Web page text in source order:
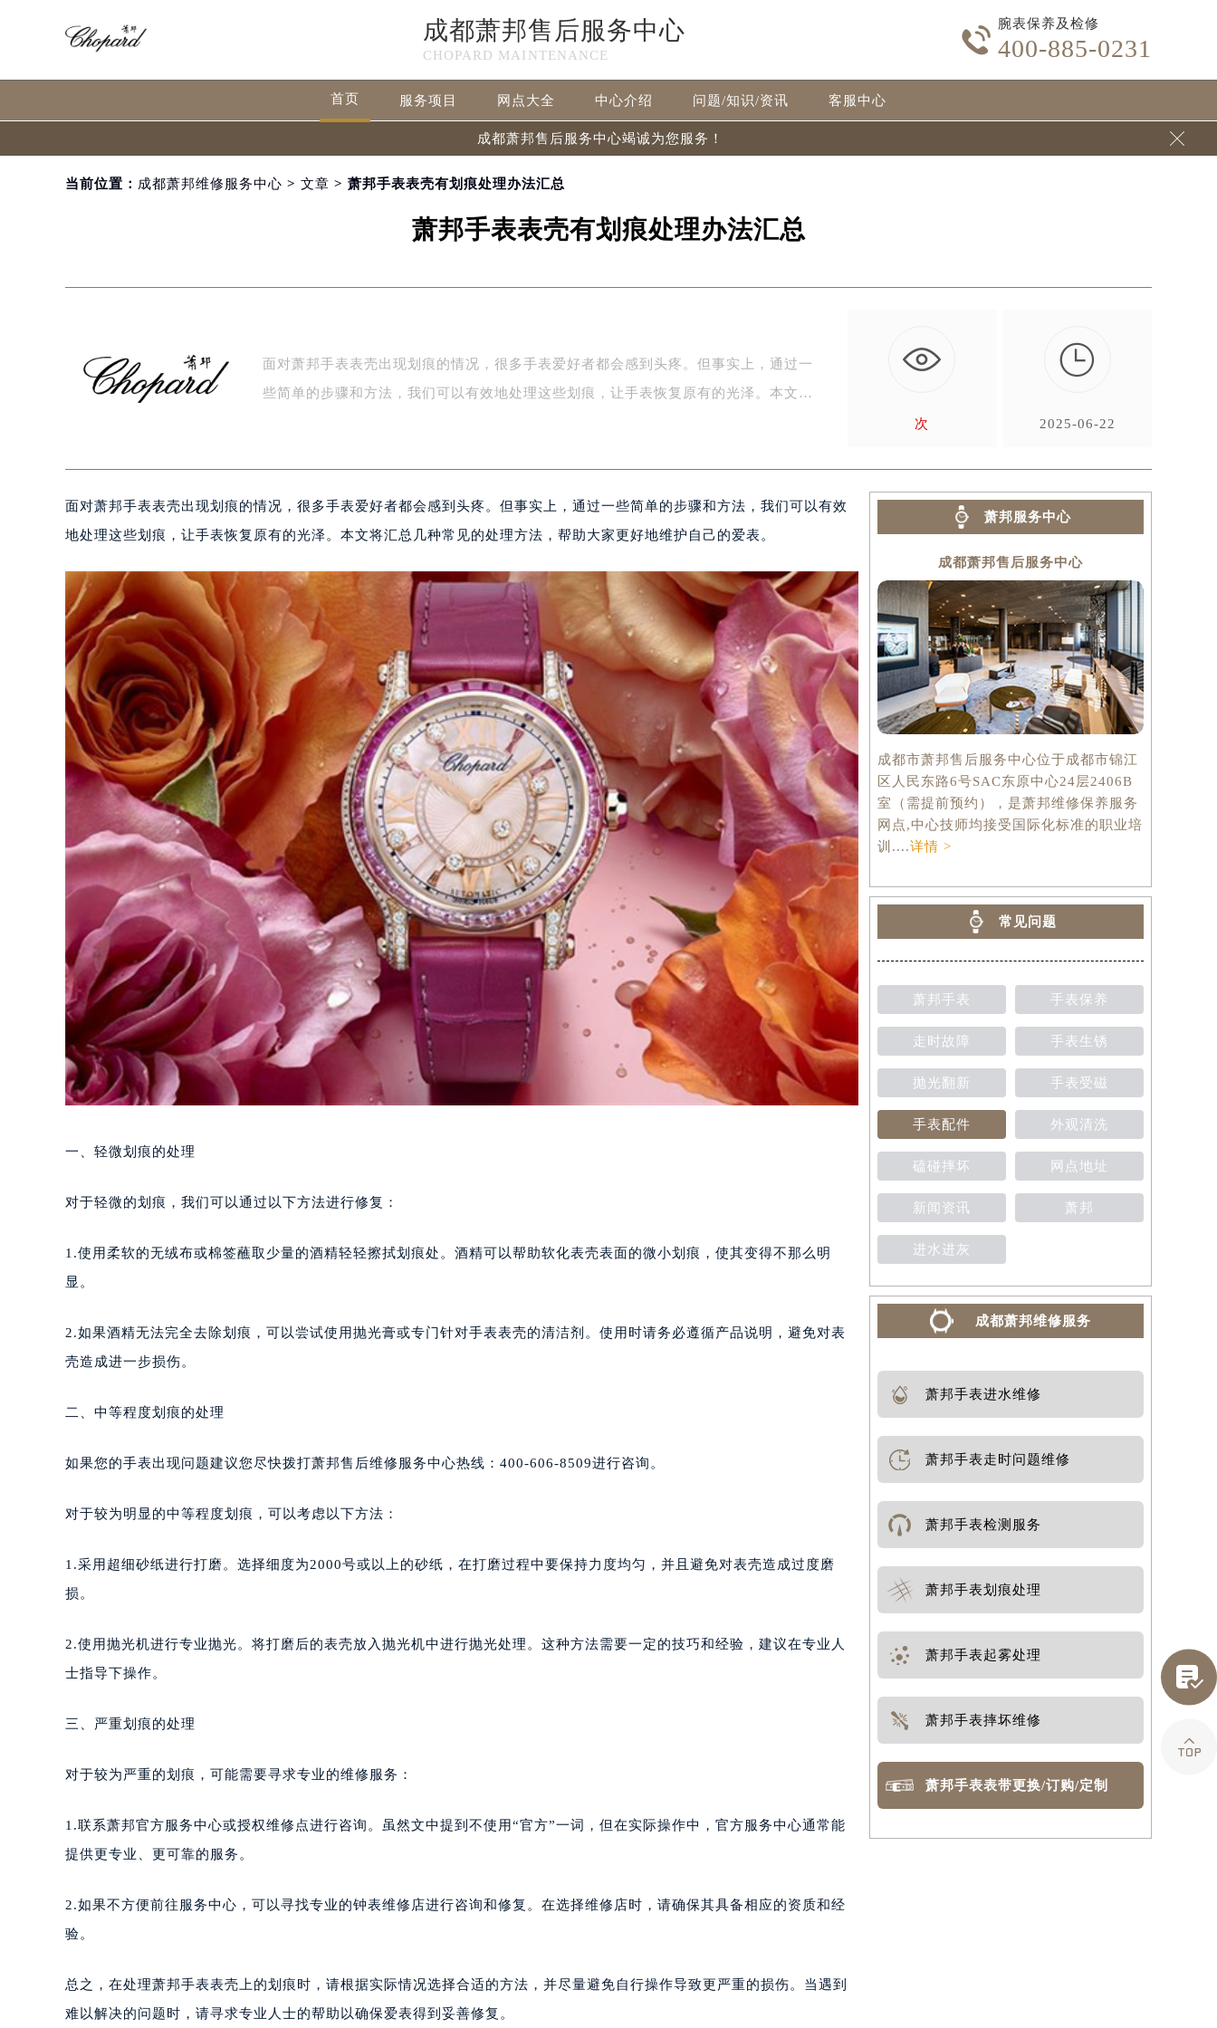
成都萧邦售后服务中心
CHOPARD MAINTENANCE

腕表保养及检修
400-885-0231
首页 服务项目 网点大全 中心介绍 问题/知识/资讯 客服中心
成都萧邦售后服务中心竭诚为您服务！ 
当前位置： 成都萧邦维修服务中心 > 文章 > 萧邦手表表壳有划痕处理办法汇总
萧邦手表表壳有划痕处理办法汇总
面对萧邦手表表壳出现划痕的情况，很多手表爱好者都会感到头疼。但事实上，通过一
些简单的步骤和方法，我们可以有效地处理这些划痕，让手表恢复原有的光泽。本文…
次

2025-06-22
面对萧邦手表表壳出现划痕的情况，很多手表爱好者都会感到头疼。但事实上，通过一些简单的步骤和方法，我们可以有效
地处理这些划痕，让手表恢复原有的光泽。本文将汇总几种常见的处理方法，帮助大家更好地维护自己的爱表。
一、轻微划痕的处理
对于轻微的划痕，我们可以通过以下方法进行修复：
1.使用柔软的无绒布或棉签蘸取少量的酒精轻轻擦拭划痕处。酒精可以帮助软化表壳表面的微小划痕，使其变得不那么明
显。
2.如果酒精无法完全去除划痕，可以尝试使用抛光膏或专门针对手表表壳的清洁剂。使用时请务必遵循产品说明，避免对表
壳造成进一步损伤。
二、中等程度划痕的处理
如果您的手表出现问题建议您尽快拨打萧邦售后维修服务中心热线：400-606-8509进行咨询。
对于较为明显的中等程度划痕，可以考虑以下方法：
1.采用超细砂纸进行打磨。选择细度为2000号或以上的砂纸，在打磨过程中要保持力度均匀，并且避免对表壳造成过度磨
损。
2.使用抛光机进行专业抛光。将打磨后的表壳放入抛光机中进行抛光处理。这种方法需要一定的技巧和经验，建议在专业人
士指导下操作。
三、严重划痕的处理
对于较为严重的划痕，可能需要寻求专业的维修服务：
1.联系萧邦官方服务中心或授权维修点进行咨询。虽然文中提到不使用“官方”一词，但在实际操作中，官方服务中心通常能
提供更专业、更可靠的服务。
2.如果不方便前往服务中心，可以寻找专业的钟表维修店进行咨询和修复。在选择维修店时，请确保其具备相应的资质和经
验。
总之，在处理萧邦手表表壳上的划痕时，请根据实际情况选择合适的方法，并尽量避免自行操作导致更严重的损伤。当遇到
难以解决的问题时，请寻求专业人士的帮助以确保爱表得到妥善修复。
萧邦服务中心
成都萧邦售后服务中心
成都市萧邦售后服务中心位于成都市锦江
区人民东路6号SAC东原中心24层2406B
室（需提前预约），是萧邦维修保养服务
网点,中心技师均接受国际化标准的职业培
训....详情 >
常见问题
萧邦手表 手表保养
走时故障 手表生锈
抛光翻新 手表受磁
手表配件 外观清洗
磕碰摔坏 网点地址
新闻资讯 萧邦
进水进灰
成都萧邦维修服务
萧邦手表进水维修
萧邦手表走时问题维修
萧邦手表检测服务
萧邦手表划痕处理
萧邦手表起雾处理
萧邦手表摔坏维修
萧邦手表表带更换/订购/定制

